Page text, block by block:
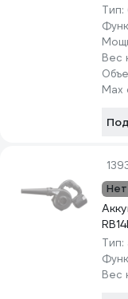
Тип:
Вес
Max
Нет
Тип:
Вес